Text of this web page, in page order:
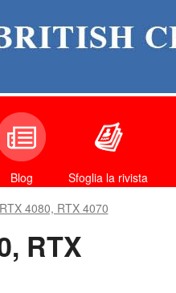
Blog Sfoglia la rivista
4080, RTX 4070
RTX